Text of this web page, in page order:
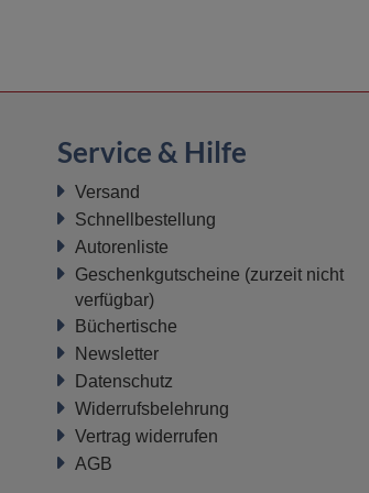
Service & Hilfe
Versand
Schnellbestellung
Autorenliste
Geschenkgutscheine (zurzeit nicht
verfügbar)
Büchertische
Newsletter
Datenschutz
Widerrufsbelehrung
Vertrag widerrufen
AGB